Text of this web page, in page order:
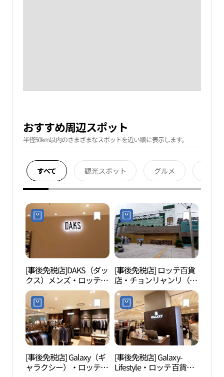
おすすめ周辺スポット
半径50km以内のさまざまなスポットを近い順に表示します。
すべて 観光スポット グルメ
[事後免税店]DAKS（ダッ
クス）メンズ・ロッテ百
貨店チョンニャンニ（清
凉里）店(닥스남성 롯데
백화점 청량리점)
[事後免税店] ロッテ百貨
店・チョンリャンリ（清
凉里）店(롯데백화점 청
량리점)
[事後免税店] Galaxy（ギ
ャラクシー）・ロッテ百
[事後免税店] Galaxy-
Lifestyle・ロッテ百貨店